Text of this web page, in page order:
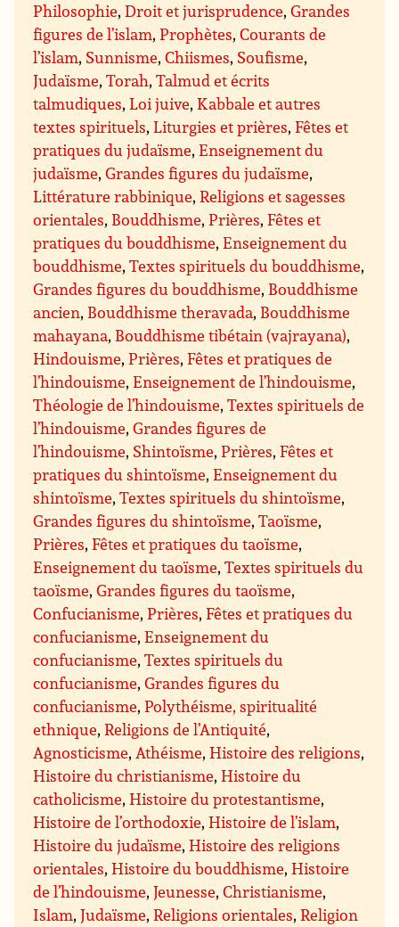
Philosophie,Droit et jurisprudence,Grandes
figures de l’islam,Prophètes,Courants de
l’islam, Sunnisme,Chiismes, Soufisme,
Judaïsme,Torah,Talmud et écrits
talmudiques,Loi juive,Kabbale et autres
textes spirituels,Liturgies et prières,Fêtes et
pratiques du judaïsme,Enseignement du
judaïsme,Grandes figures du judaïsme,
Littérature rabbinique,Religions et sagesses
orientales, Bouddhisme,Prières,Fêtes et
pratiques du bouddhisme,Enseignement du
bouddhisme,Textes spirituels du bouddhisme,
Grandes figures du bouddhisme, Bouddhisme
ancien, Bouddhisme theravada, Bouddhisme
mahayana, Bouddhisme tibétain (vajrayana),
Hindouisme,Prières,Fêtes et pratiques de
l’hindouisme,Enseignement de l’hindouisme,
Théologie de l’hindouisme,Textes spirituels de
l’hindouisme,Grandes figures de
l’hindouisme, Shintoïsme,Prières,Fêtes et
pratiques du shintoïsme,Enseignement du
shintoïsme,Textes spirituels du shintoïsme,
Grandes figures du shintoïsme,Taoïsme,
Prières,Fêtes et pratiques du taoïsme,
Enseignement du taoïsme,Textes spirituels du
taoïsme,Grandes figures du taoïsme,
Confucianisme,Prières,Fêtes et pratiques du
confucianisme,Enseignement du
confucianisme,Textes spirituels du
confucianisme,Grandes figures du
confucianisme,Polythéisme, spiritualité
ethnique,Religions de l’Antiquité,
Agnosticisme, Athéisme,Histoire des religions,
Histoire du christianisme,Histoire du
catholicisme,Histoire du protestantisme,
Histoire de l’orthodoxie,Histoire de l’islam,
Histoire du judaïsme,Histoire des religions
orientales,Histoire du bouddhisme,Histoire
de l’hindouisme,Jeunesse,Christianisme,
Islam,Judaïsme,Religions orientales,Religion